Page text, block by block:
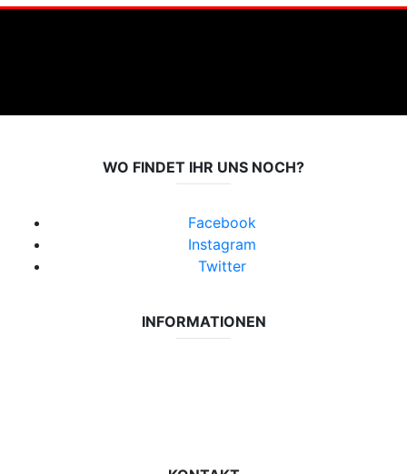
WO FINDET IHR UNS NOCH?
Facebook
Instagram
Twitter
INFORMATIONEN